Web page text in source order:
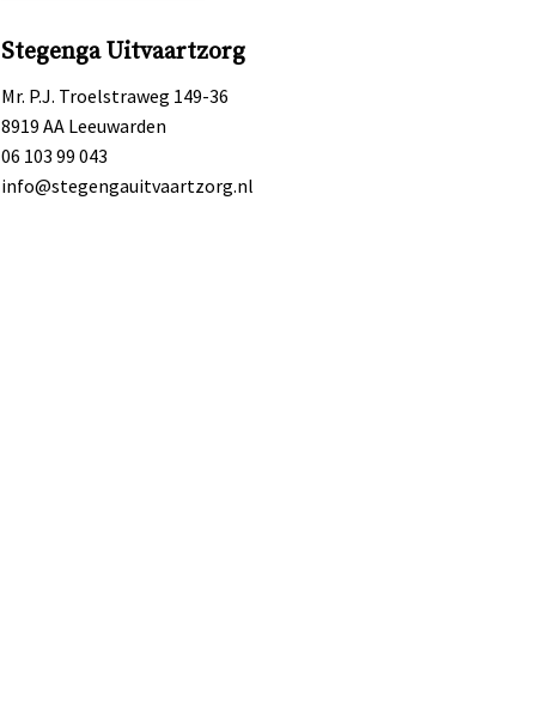
Stegenga Uitvaartzorg
Mr. P.J. Troelstraweg 149-36
8919 AA Leeuwarden
06 103 99 043
info@stegengauitvaartzorg.nl